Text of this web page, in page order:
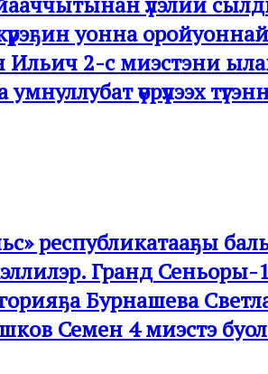
уонна оройуоннай,
2-с миэстэни ылан
үөрүүлээх
республикатааҕы
Гранд Сеньоры-
Бурнашева
Семен 4 миэстэ